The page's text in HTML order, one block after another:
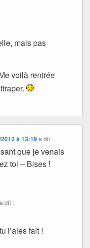
mais pas
voilà rentrée
à 13:19 a dit :
que je venais
toi – Bises !
a dit :
l’aies fait !